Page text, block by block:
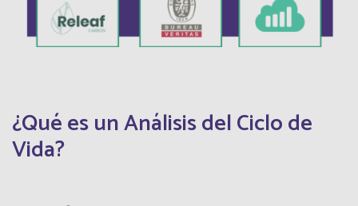
¿Qué es un Análisis del Ciclo de
Vida?